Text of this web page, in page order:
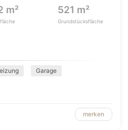
m² 521 m²
Grundstücksfläche
Garage
merken